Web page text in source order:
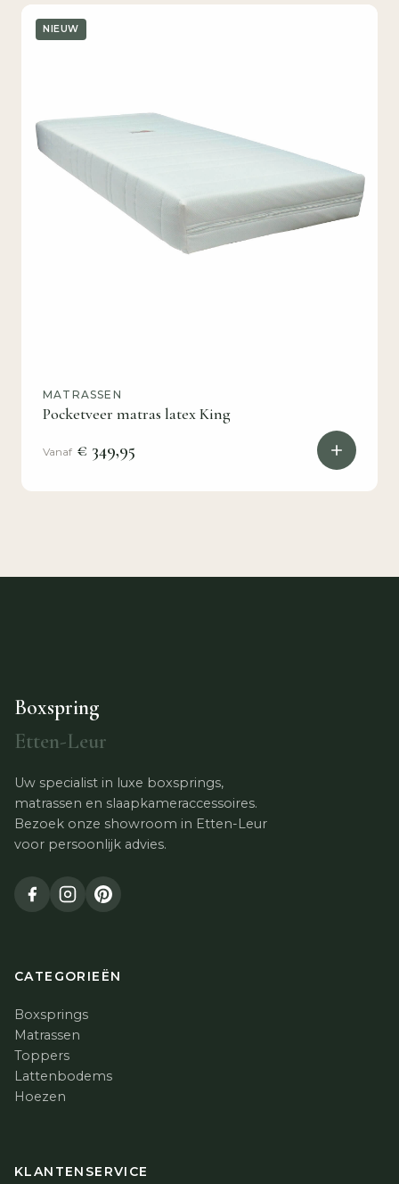
NIEUW
MATRASSEN
Pocketveer matras latex King
Vanaf € 349,95
Boxspring
Etten-Leur
Uw specialist in luxe boxsprings,
matrassen en slaapkameraccessoires.
Bezoek onze showroom in Etten-Leur
voor persoonlijk advies.
CATEGORIEËN
Boxsprings
Matrassen
Toppers
Lattenbodems
Hoezen
KLANTENSERVICE